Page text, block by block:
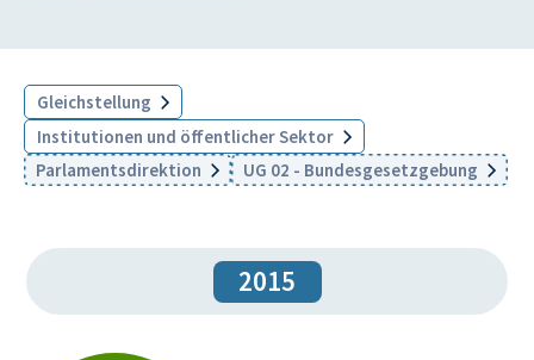
Gleichstellung
Institutionen und öffentlicher Sektor
Parlamentsdirektion
UG 02 - Bundesgesetzgebung
2015